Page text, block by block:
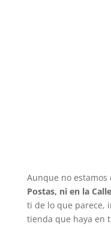
Aunque no estamos
Postas, ni en la
ti de lo que parece,
tienda que haya en